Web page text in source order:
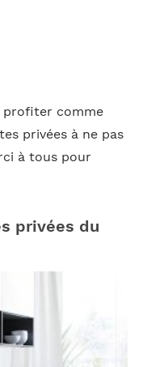
profiter comme
privées à ne pas
à tous pour
privées du